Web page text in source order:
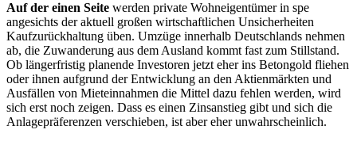
Auf der einen Seite werden private Wohneigentümer in spe
angesichts der aktuell großen wirtschaftlichen Unsicherheiten
Kaufzurückhaltung üben. Umzüge innerhalb Deutschlands nehmen
ab, die Zuwanderung aus dem Ausland kommt fast zum Stillstand.
Ob längerfristig planende Investoren jetzt eher ins Betongold fliehen
oder ihnen aufgrund der Entwicklung an den Aktienmärkten und
Ausfällen von Mieteinnahmen die Mittel dazu fehlen werden, wird
sich erst noch zeigen. Dass es einen Zinsanstieg gibt und sich die
Anlagepräferenzen verschieben, ist aber eher unwahrscheinlich.